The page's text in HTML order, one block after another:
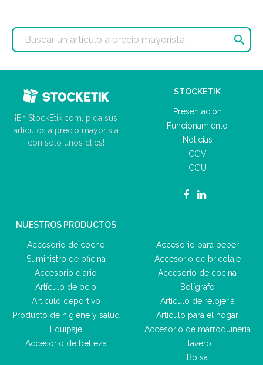

¡En StockEtik.com, pida sus
artículos a precio mayorista
con solo unos clics!
STOCKETIK
Presentación
Funcionamiento
Noticias
CGV
CGU
NUESTROS PRODUCTOS
Accesorio de coche
Suministro de oficina
Accesorio diario
Artículo de ocio
Artículo deportivo
Producto de higiene y salud
Equipaje
Accesorio de belleza
Accesorio para beber
Accesorio de bricolaje
Accesorio de cocina
Bolígrafo
Artículo de relojería
Artículo para el hogar
Accesorio de marroquinería
Llavero
Bolsa